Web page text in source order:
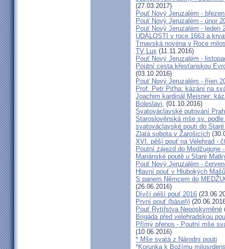
(27.03.2017)
Pouť Nový Jeruzalém -
Pouť Nový Jeruzalém - únor
Pouť Nový Jeruzalém - leden
UDÁLOSTI v roce 1663 a
Trnavská novéna v Roce
TV Lux (11.11.2016)
Pouť Nový Jeruzalém -
Poutní cesta křesťanskou
(03.10.2016)
Pouť Nový Jeruzalém - říjen
Prof. Petr Piťha: kázání na
Joachim kardinál Meisner:
Boleslavi, (01.10.2016)
Svatováclavské putování
Staroslověnská mše sv.
svatováclavské pouti do
Zlatá sobota v Žarošicích
XVI. pěší pouť na Velehrad -
Poutní zájezd do Medžugorje
Mariánské poutě u Staré
Pouť Nový Jeruzalém -
Hlavní pouť v Hlubokých
S panem Němcem do
(26.06.2016)
Dívčí pěší pouť 2016
První pouť (báseň)
Pouť Rytířstva Neposkvrněné
Brigáda před velehradskou
Přímý přenos - Poutní mše
(10.06.2016)
* Mše svatá z Národní pouti
*Korunka k Božímu